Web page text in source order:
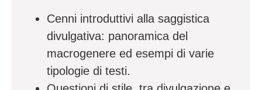
Cenni introduttivi alla saggistica
divulgativa: panoramica del
macrogenere ed esempi di varie
tipologie di testi.